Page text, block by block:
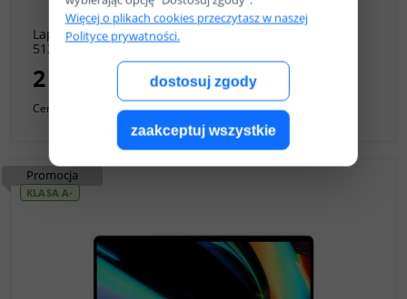
Laptop Apple MacBook Pro A1990 2019r. i9 | 32GB
512GB SSD | 15,4" | MacOS 15, Sequoia [A]
2 499,00 zł
Cena netto: 2 031,71 zł
KLASA A-
Promocja
Więcej o plikach cookies przeczytasz w naszej
Polityce prywatności.
dostosuj zgody
zaakceptuj wszystkie